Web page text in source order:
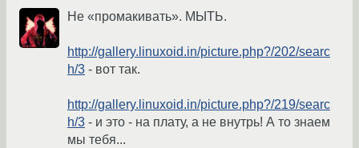
Не «промакивать». МЫТЬ.
http://gallery.linuxoid.in/picture.php?/202/searc
h/3 - вот так.
http://gallery.linuxoid.in/picture.php?/219/searc
h/3 - и это - на плату, а не внутрь! А то знаем
мы тебя...